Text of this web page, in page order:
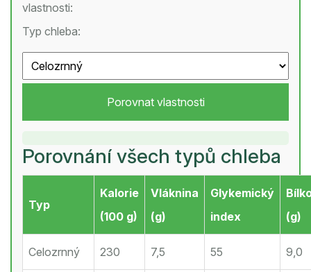
vlastnosti:
Typ chleba:
Porovnat vlastnosti
Porovnání všech typů chleba
Typ
Kalorie
(100 g)
Vláknina
(g)
Glykemický
index
(g)
Celozrnný 230 7,5 55 9,0